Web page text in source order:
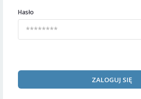
Hasło
ZALOGUJ SIĘ